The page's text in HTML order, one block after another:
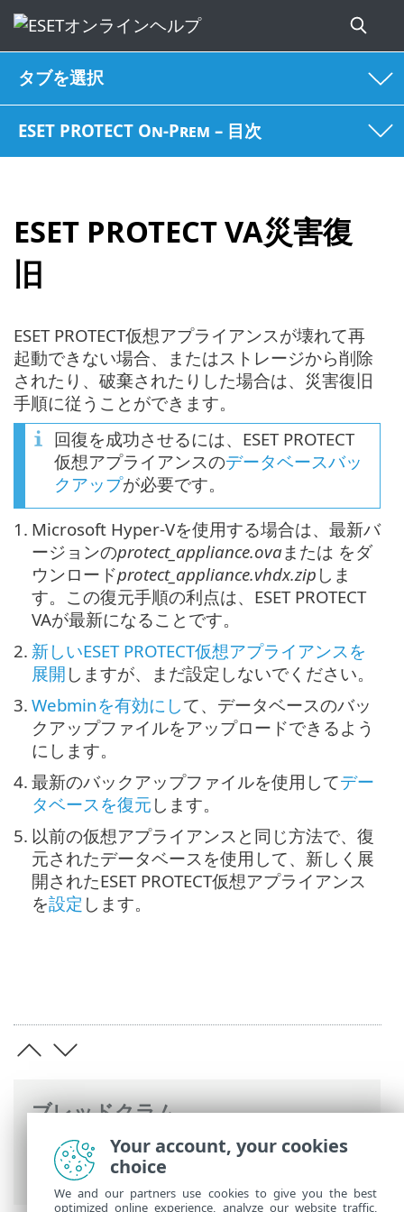
タブを選択
ESET PROTECT On-Prem – 目次
ESET PROTECT VA災害復
旧
ブレッドクラム
ESETオンラインヘルプ>ESET PROTECT
On-Prem
>ESET PROTECT VA災害復旧
ESET PROTECT仮想アプライアンスが壊れて再
起動できない場合、またはストレージから削除
されたり、破棄されたりした場合は、災害復旧
手順に従うことができます。
回復を成功させるには、ESET PROTECT
仮想アプライアンスのデータベースバッ
クアップが必要です。
1. Microsoft Hyper-Vを使用する場合は、最新バ
ージョンのprotect_appliance.ovaまたは をダ
ウンロードprotect_appliance.vhdx.zip しま
す。この復元手順の利点は、ESET PROTECT
VAが最新になることです。
2. 新しいESET PROTECT仮想アプライアンスを
展開 しますが、まだ設定しないでください。
3. Webminを有効にして、データベースのバッ
クアップファイルをアップロードできるよう
にします。
4. 最新のバックアップファイルを使用してデー
タベースを復元 します。
5. 以前の仮想アプライアンスと同じ方法で、復
元されたデータベースを使用して、新しく展
開されたESET PROTECT仮想アプライアンス
を設定 します。
Your account, your cookies
choice
We and our partners use cookies to give you the best
optimized online experience, analyze our website traffic,